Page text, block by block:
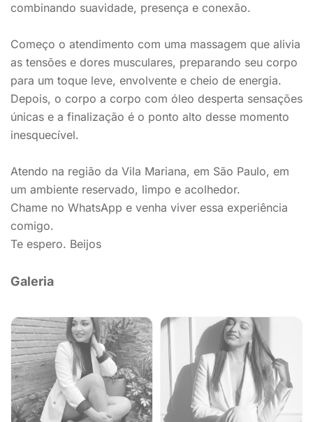
combinando suavidade, presença e conexão.
Começo o atendimento com uma massagem que alivia
as tensões e dores musculares, preparando seu corpo
para um toque leve, envolvente e cheio de energia.
Depois, o corpo a corpo com óleo desperta sensações
únicas e a finalização é o ponto alto desse momento
inesquecível.
Atendo na região da Vila Mariana, em São Paulo, em
um ambiente reservado, limpo e acolhedor.
Chame no WhatsApp e venha viver essa experiência
comigo.
Te espero. Beijos
Galeria